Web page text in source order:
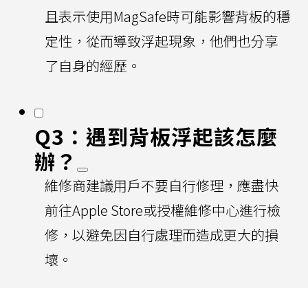
且表示使用MagSafe時可能影響背板的穩
定性，從而導致浮起現象，他們也分享
了自身的經歷。
Q3：遇到背板浮起該怎麼
辦？
維修商建議用戶不要自行修理，應盡快
前往Apple Store或授權維修中心進行檢
修，以避免因自行處理而造成更大的損
壞。